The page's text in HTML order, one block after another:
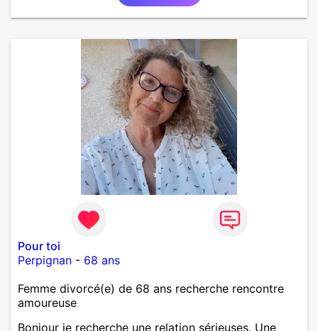
Pour toi
Perpignan - 68 ans
Femme divorcé(e) de 68 ans recherche rencontre
amoureuse
Bonjour je recherche une relation sérieuses. Une